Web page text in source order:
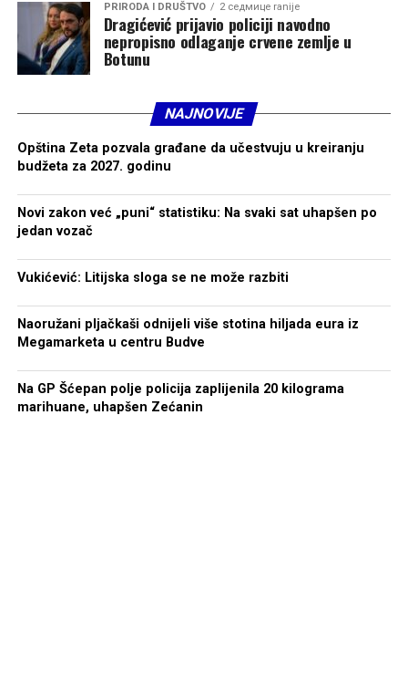
PRIRODA I DRUŠTVO 2 седмице ranije
Dragićević prijavio policiji navodno
nepropisno odlaganje crvene zemlje u
Botunu
NAJNOVIJE
Opština Zeta pozvala građane da učestvuju u kreiranju
budžeta za 2027. godinu
Novi zakon već „puni“ statistiku: Na svaki sat uhapšen po
jedan vozač
Vukićević: Litijska sloga se ne može razbiti
Naoružani pljačkaši odnijeli više stotina hiljada eura iz
Megamarketa u centru Budve
Na GP Šćepan polje policija zaplijenila 20 kilograma
marihuane, uhapšen Zećanin